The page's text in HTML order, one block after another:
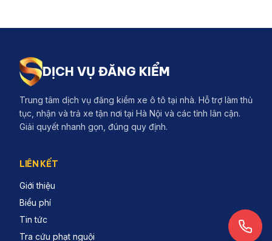
DỊCH VỤ ĐĂNG KIỂM
Trung tâm dịch vụ đăng kiểm xe ô tô tại nhà. Hỗ trợ làm thủ
tục, nhận và trả xe tận nơi tại Hà Nội và các tỉnh lân cận.
Giải quyết nhanh gọn, đúng quy định.
LIÊN KẾT
Giới thiệu
Biểu phí
Tin tức
Tra cứu phạt nguội